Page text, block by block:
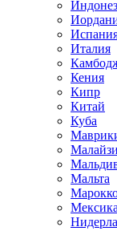
Италия
Кения
Кипр
Китай
Куба
Мальта
Мексика